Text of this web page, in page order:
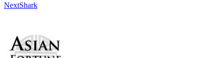
NextShark